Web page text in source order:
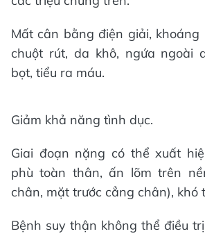
Mất cân bằng điện giải, khoáng
chuột rút, da khô, ngứa ngoài
bọt, tiểu ra máu.
Giảm khả năng tình dục.
Giai đoạn nặng có thể xuất
phù toàn thân, ấn lõm trên
chân, mặt trước cẳng chân), khó
Bệnh suy thận không thể điều